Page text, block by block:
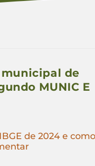
de
MUNIC E
de 2024 e